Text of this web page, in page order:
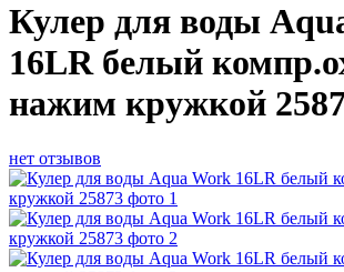
Кулер для воды
16LR белый
нажим кружкой
нет отзывов